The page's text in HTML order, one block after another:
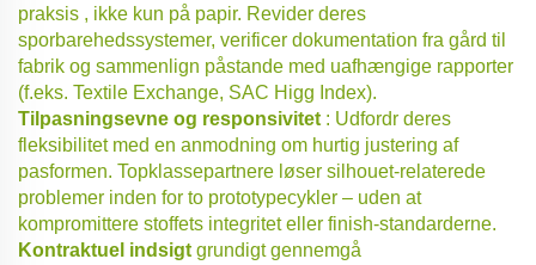
praksis , ikke kun på papir. Revider deres
sporbarehedssystemer, verificer dokumentation fra gård til
fabrik og sammenlign påstande med uafhængige rapporter
(f.eks. Textile Exchange, SAC Higg Index).
Tilpasningsevne og responsivitet : Udfordr deres
fleksibilitet med en anmodning om hurtig justering af
pasformen. Topklassepartnere løser silhouet-relaterede
problemer inden for to prototypecykler – uden at
kompromittere stoffets integritet eller finish-standarderne.
Kontraktuel indsigt grundigt gennemgå